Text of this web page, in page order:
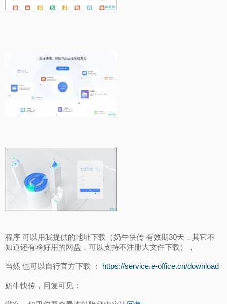
程序 可以用我提供的地址下载（奶牛快传 有效期30天，其它不
知道还有啥好用的网盘，可以支持不注册大文件下载），
当然 也可以自行官方下载 ： https://service.e-office.cn/download
奶牛快传，回复可见：